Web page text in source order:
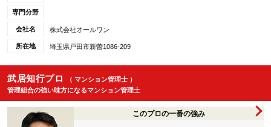
専門分野
会社名 株式会社オールワン
所在地 埼玉県戸田市新曽1086-209
武居知行プロ
（ マンション管理士 ）
管理組合の強い味方になるマンション管理士
このプロの一番の強み